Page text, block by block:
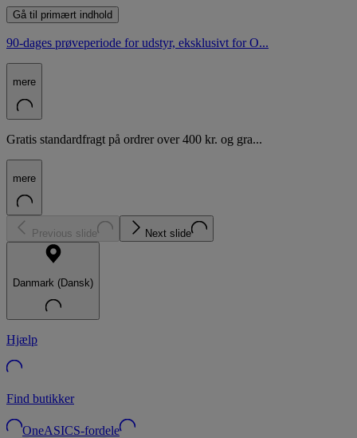
Gå til primært indhold
90-dages prøveperiode for udstyr, eksklusivt for O...
mere
Gratis standardfragt på ordrer over 400 kr. og gra...
mere
Previous slide Next slide
Danmark (Dansk)
Hjælp
Find butikker
OneASICS-fordele